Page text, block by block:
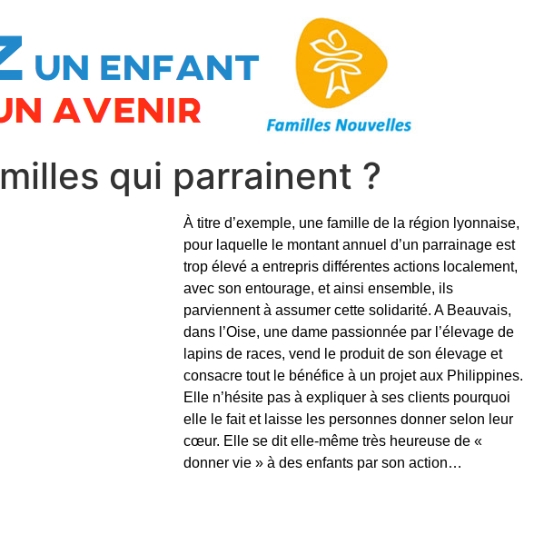
qui parrainent ?
À titre d’exemple, une famille de la région lyonnaise,
pour laquelle le montant annuel d’un parrainage est
trop élevé a entrepris différentes actions localement,
avec son entourage, et ainsi ensemble, ils
parviennent à assumer cette solidarité. A Beauvais,
dans l’Oise, une dame passionnée par l’élevage de
lapins de races, vend le produit de son élevage et
consacre tout le bénéfice à un projet aux Philippines.
Elle n’hésite pas à expliquer à ses clients pourquoi
elle le fait et laisse les personnes donner selon leur
cœur. Elle se dit elle-même très heureuse de «
donner vie » à des enfants par son action…